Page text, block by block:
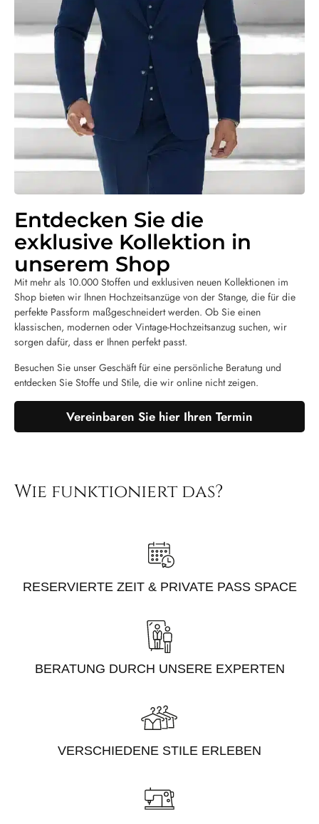
Entdecken Sie die
exklusive Kollektion in
unserem Shop
Mit mehr als 10.000 Stoffen und exklusiven neuen Kollektionen im
Shop bieten wir Ihnen Hochzeitsanzüge von der Stange, die für die
perfekte Passform maßgeschneidert werden. Ob Sie einen
klassischen, modernen oder Vintage-Hochzeitsanzug suchen, wir
sorgen dafür, dass er Ihnen perfekt passt.
Besuchen Sie unser Geschäft für eine persönliche Beratung und
entdecken Sie Stoffe und Stile, die wir online nicht zeigen.
Vereinbaren Sie hier Ihren Termin
Wie funktioniert das?
RESERVIERTE ZEIT & PRIVATE PASS SPACE
BERATUNG DURCH UNSERE EXPERTEN
VERSCHIEDENE STILE ERLEBEN